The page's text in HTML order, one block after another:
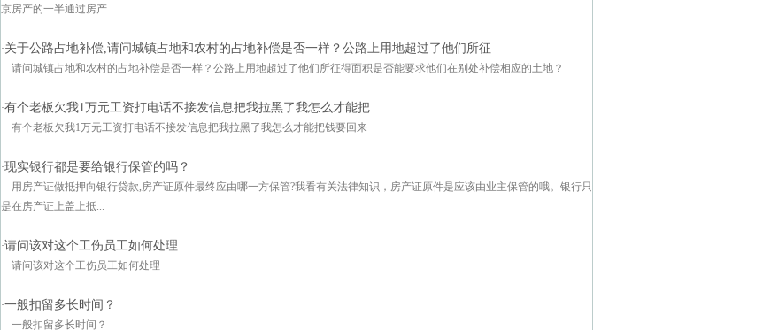
京房产的一半通过房产...
·关于公路占地补偿,请问城镇占地和农村的占地补偿是否一样？公路上用地超过了他们所征
请问城镇占地和农村的占地补偿是否一样？公路上用地超过了他们所征得面积是否能要求他们在别处补偿相应的土地？
·有个老板欠我1万元工资打电话不接发信息把我拉黑了我怎么才能把
有个老板欠我1万元工资打电话不接发信息把我拉黑了我怎么才能把钱要回来
·现实银行都是要给银行保管的吗？
用房产证做抵押向银行贷款,房产证原件最终应由哪一方保管?我看有关法律知识，房产证原件是应该由业主保管的哦。银行只
是在房产证上盖上抵...
·请问该对这个工伤员工如何处理
请问该对这个工伤员工如何处理
·一般扣留多长时间？
一般扣留多长时间？